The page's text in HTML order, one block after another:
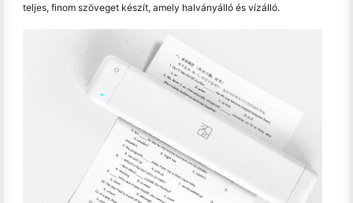
teljes, finom szöveget készít, amely halványálló és vízálló.